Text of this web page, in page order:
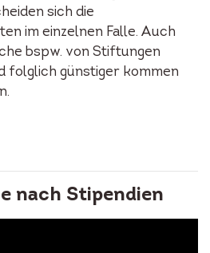
sich die
im einzelnen Falle. Auch
bspw. von Stiftungen
folglich günstiger kommen
nach Stipendien